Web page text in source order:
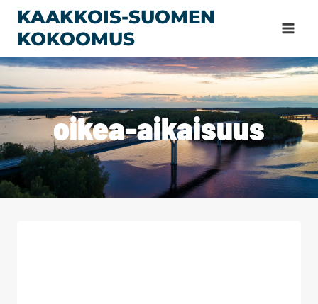
Siirry
sisältöön
KAAKKOIS-SUOMEN
KOKOOMUS
oikea-aikaisuus